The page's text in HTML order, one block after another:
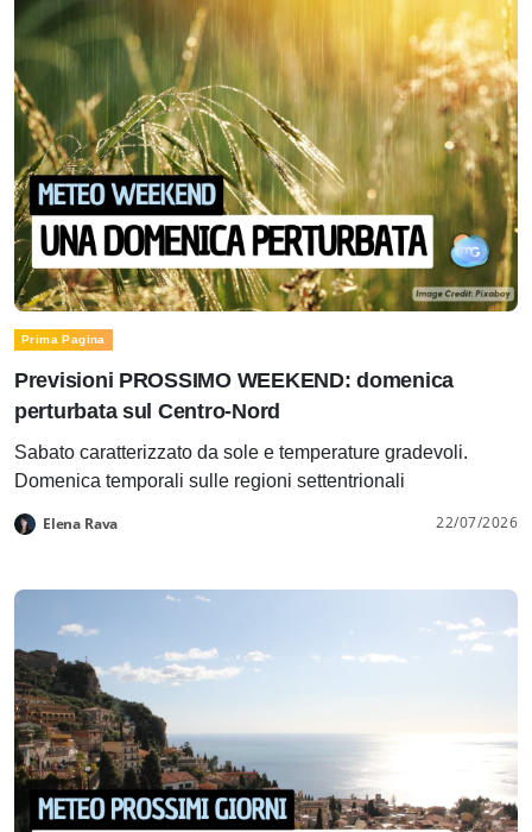
Prima Pagina
Previsioni PROSSIMO WEEKEND: domenica
perturbata sul Centro-Nord
Sabato caratterizzato da sole e temperature gradevoli.
Domenica temporali sulle regioni settentrionali
Elena Rava 22/07/2026